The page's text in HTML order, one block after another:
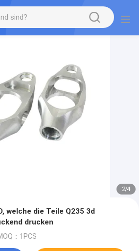
2/4
welche die Teile Q235 3d
drucken
：1PCS